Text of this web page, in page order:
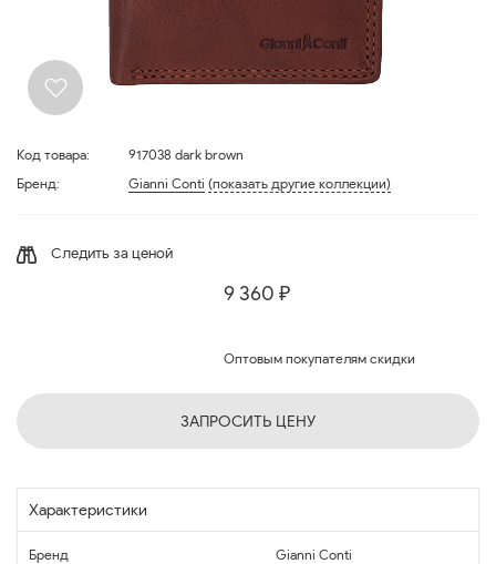
Код товара:
917038 dark brown
Бренд:
Gianni Conti (показать другие коллекции)
Следить за ценой
9 360 ₽
Оптовым покупателям скидки
ЗАПРОСИТЬ ЦЕНУ
Характеристики
Бренд Gianni Conti